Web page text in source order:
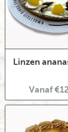
Linzen
Vanaf